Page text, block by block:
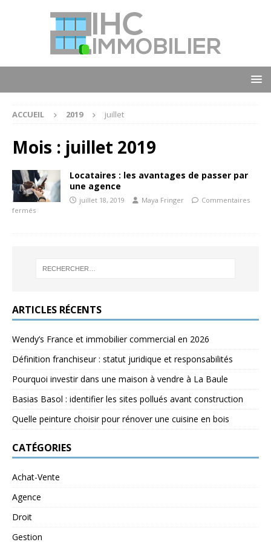
ACCUEIL 2019 juillet
Mois : juillet 2019
Locataires : les avantages de passer par
une agence
juillet 18, 2019 Maya Fringer
Commentaires
fermés
ARTICLES RÉCENTS
Wendy’s France et immobilier commercial en 2026
Définition franchiseur : statut juridique et responsabilités
Pourquoi investir dans une maison à vendre à La Baule
Basias Basol : identifier les sites pollués avant construction
Quelle peinture choisir pour rénover une cuisine en bois
CATÉGORIES
Achat-Vente
Agence
Droit
Gestion